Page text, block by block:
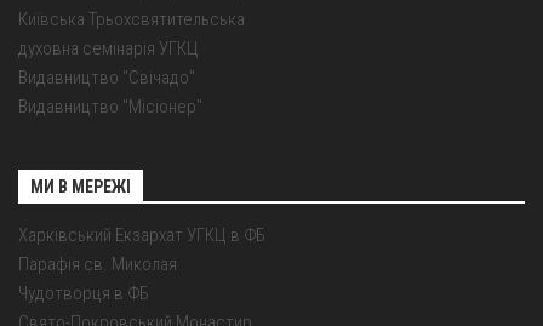
Київська Трьохсвятительська
духовна семінарія УГКЦ
Видавництво "Свічадо"
Видавництво "Місіонер"
МИ В МЕРЕЖІ
Харківський Екзархат УГКЦ в ФБ
Парафія св. Миколая
Чудотворця в ФБ